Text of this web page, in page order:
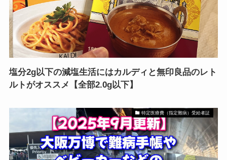
塩分2g以下の減塩生活にはカルディと無印良品のレト
ルトがオススメ【全部2.0g以下】
特定医療費（指定難病）受給者証